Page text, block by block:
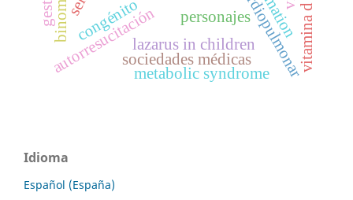
autorresucitaciónlazarus in children vitamina d
sociedades médicas
personajes
congénito
metabolic syndrome
Idioma
Español (España)